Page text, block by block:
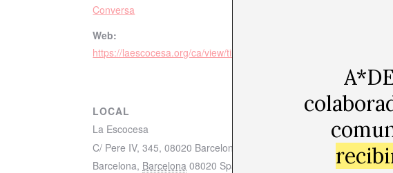
Conversa
Web:
https://laescocesa.org/ca/view/tinctories/3998
LOCAL
La Escocesa
C/ Pere IV, 345, 08020 Barcelona mapa
Barcelona, Barcelona 08020 Spain